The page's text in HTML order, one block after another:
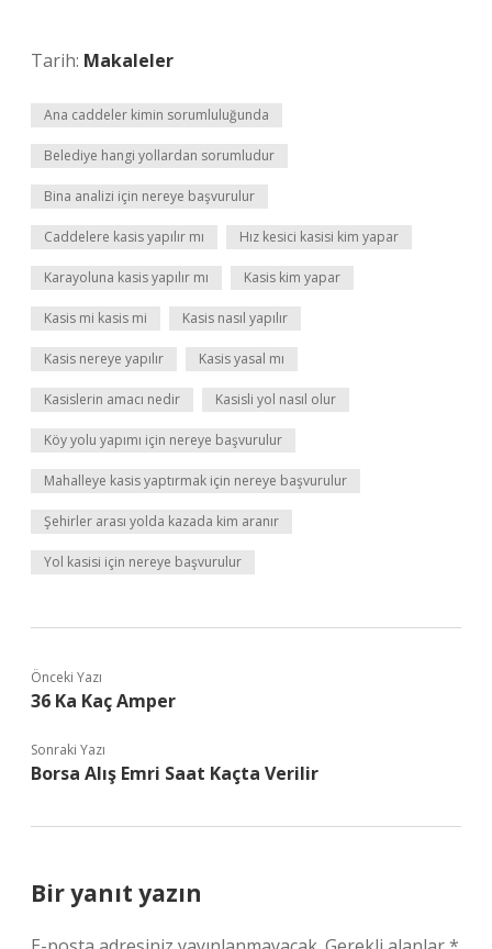
Tarih: Makaleler
Ana caddeler kimin sorumluluğunda
Belediye hangi yollardan sorumludur
Bina analizi için nereye başvurulur
Caddelere kasis yapılır mı Hız kesici kasisi kim yapar
Karayoluna kasis yapılır mı Kasis kim yapar
Kasis mi kasis mi Kasis nasıl yapılır
Kasis nereye yapılır Kasis yasal mı
Kasislerin amacı nedir Kasisli yol nasıl olur
Köy yolu yapımı için nereye başvurulur
Mahalleye kasis yaptırmak için nereye başvurulur
Şehirler arası yolda kazada kim aranır
Yol kasisi için nereye başvurulur
Önceki Yazı
36 Ka Kaç Amper
Sonraki Yazı
Borsa Alış Emri Saat Kaçta Verilir
Bir yanıt yazın